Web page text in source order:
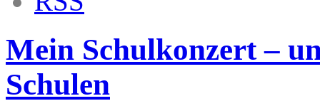
Mein Schulkonzert –
Schulen